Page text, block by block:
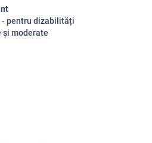
pentru dizabilități
și moderate